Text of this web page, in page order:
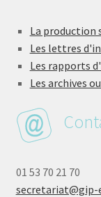
La production
Les lettres
Les rapports
Les archives
01 53 70 21 70
secretariat@gip-